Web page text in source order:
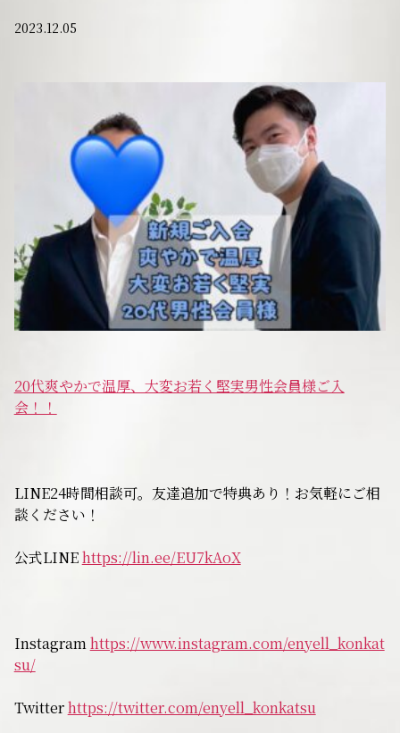
サービスの特徴
ご成婚までの流れ
料金
サービス比較
2023.12.05
20代爽やかで温厚、大変お若く堅実男性会員様ご入
会！！
LINE24時間相談可。友達追加で特典あり！お気軽にご相
談ください！
公式LINEhttps://lin.ee/EU7kAoX
Instagramhttps://www.instagram.com/enyell_konkat
su/
Twitterhttps://twitter.com/enyell_konkatsu